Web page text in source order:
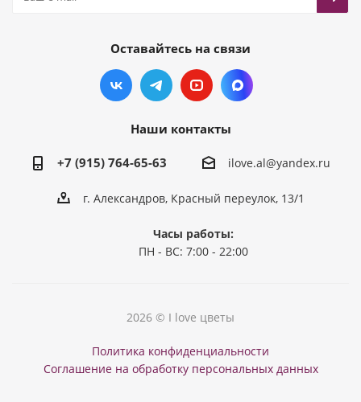
Оставайтесь на связи
Наши контакты
+7 (915) 764-65-63 ilove.al@yandex.ru
г. Александров, Красный переулок, 13/1
Часы работы:
ПН - ВС: 7:00 - 22:00
2026 © I love цветы
Политика конфиденциальности
Соглашение на обработку персональных данных